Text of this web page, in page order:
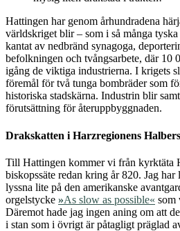
Hattingen har genom århundradena
världskriget blir – som i så många
kantat av nedbränd synagoga,
befolkningen och tvångsarbete, där 10
igång de viktiga industrierna. I krigets
föremål för två tunga bombräder som
historiska stadskärna. Industrin blir
förutsättning för återuppbyggnaden.
Drakskatten i Harzregionens
Till Hattingen kommer vi från kyrktäta
biskopssäte redan kring år 820. Jag
lyssna lite på den amerikanske
orgelstycke »As slow as possible« som
Däremot hade jag ingen aning om att
i stan som i övrigt är påtagligt präglad